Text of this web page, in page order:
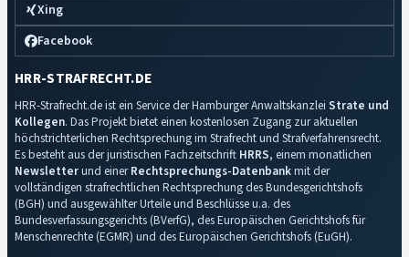
Xing
Facebook
HRR-STRAFRECHT.DE
HRR-Strafrecht.de ist ein Service der Hamburger Anwaltskanzlei Strate und
Kollegen. Das Projekt bietet einen kostenlosen Zugang zur aktuellen
höchstrichterlichen Rechtsprechung im Strafrecht und Strafverfahrensrecht.
Es besteht aus der juristischen Fachzeitschrift HRRS, einem monatlichen
Newsletterund einerRechtsprechungs-Datenbankmit der
vollständigen strafrechtlichen Rechtsprechung des Bundesgerichtshofs
(BGH) und ausgewählter Urteile und Beschlüsse u.a. des
Bundesverfassungsgerichts (BVerfG), des Europäischen Gerichtshofs für
Menschenrechte (EGMR) und des Europäischen Gerichtshofs (EuGH).